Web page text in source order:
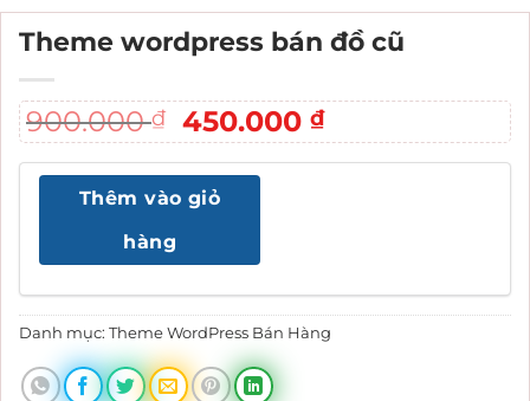
Theme wordpress bán đồ cũ
900.000₫
Giá
gốc
là:
900.000 ₫.
450.000₫Giá
hiện
Thêm vào giỏ
hàng
Danh mục: Theme WordPress Bán Hàng